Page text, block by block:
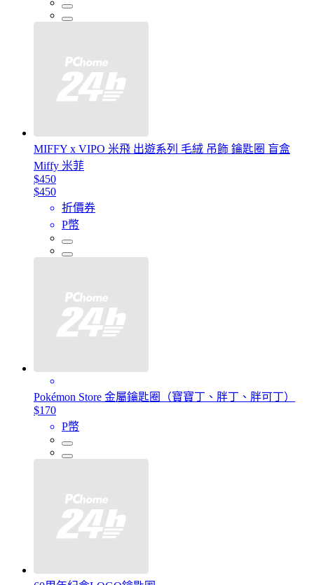
MIFFY x VIPO 米飛 出遊系列 毛絨 吊飾 鑰匙圈 盲盒
Miffy 米菲
$450
$450
折價券
P幣
Pokémon Store 金屬鑰匙圈（寶寶丁、胖丁、胖可丁）
$170
P幣